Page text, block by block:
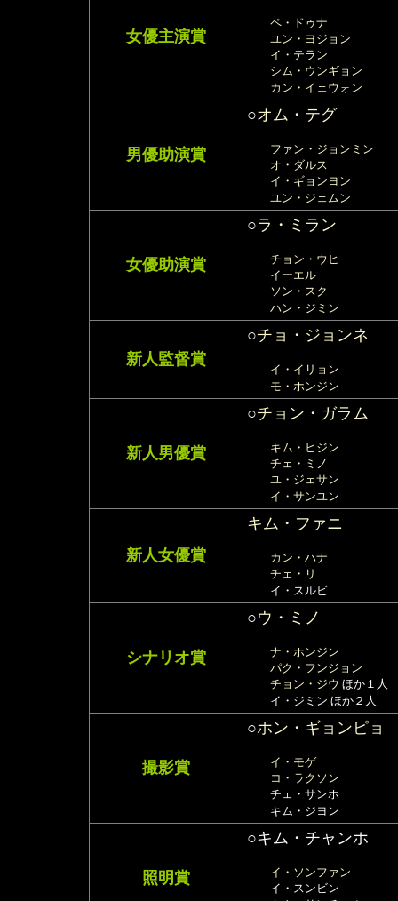
女優主演賞
ペ・ドゥナ
ユン・ヨジョン
イ・テラン
シム・ウンギョン
カン・イェウォン
男優助演賞
○オム・テグ
ファン・ジョンミン
オ・ダルス
イ・ギョンヨン
ユン・ジェムン
女優助演賞
○ラ・ミラン
チョン・ウヒ
イーエル
ソン・スク
ハン・ジミン
新人監督賞
○チョ・ジョンネ
イ・イリョン
モ・ホンジン
新人男優賞
○チョン・ガラム
キム・ヒジン
チェ・ミノ
ユ・ジェサン
イ・サンユン
新人女優賞
キム・ファニ
カン・ハナ
チェ・リ
イ・スルビ
シナリオ賞
○ウ・ミノ
ナ・ホンジン
パク・フンジョン
チョン・ジウ ほか１人
イ・ジミン ほか２人
撮影賞
○ホン・ギョンピョ
イ・モゲ
コ・ラクソン
チェ・サンホ
キム・ジヨン
照明賞
○キム・チャンホ
イ・ソンファン
イ・スンビン